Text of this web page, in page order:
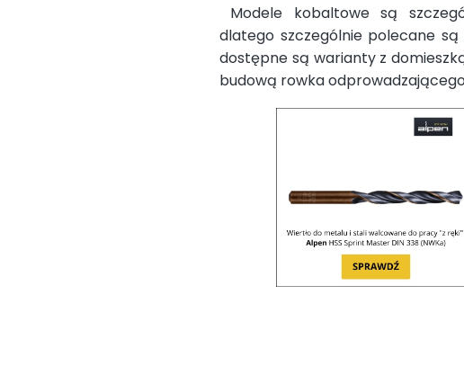
Modele kobaltowe są
dlatego szczególnie polecane
dostępne są warianty z
budową rowka